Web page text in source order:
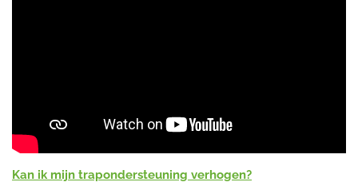
Kan ik mijn trapondersteuning verhogen?